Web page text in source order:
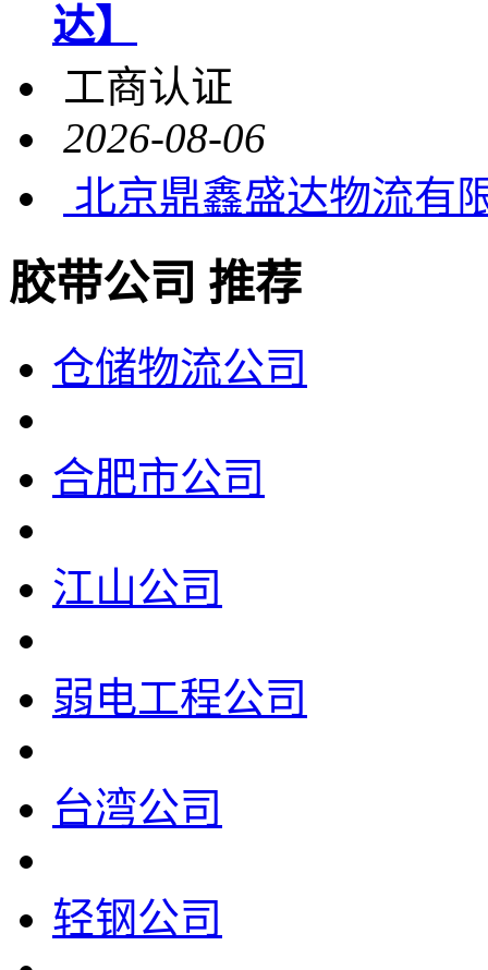
达】
工商认证
2026-08-06
北京鼎鑫盛达物流有
胶带公司 推荐
仓储物流公司
合肥市公司
江山公司
弱电工程公司
台湾公司
轻钢公司